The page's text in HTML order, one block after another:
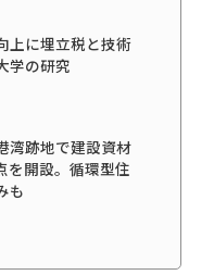
上に埋立税と技術
学の研究
湾跡地で建設資材
を開設。循環型住
も